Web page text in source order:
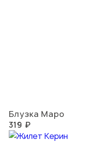
Блузка Маро
319 ₽